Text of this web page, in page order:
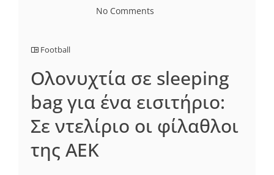
No Comments
Football
Ολονυχτία σε sleeping
bag για ένα εισιτήριο:
Σε ντελίριο οι φίλαθλοι
της ΑΕΚ